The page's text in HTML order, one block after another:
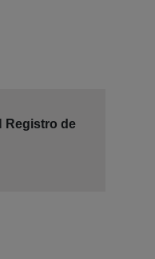
Registro de